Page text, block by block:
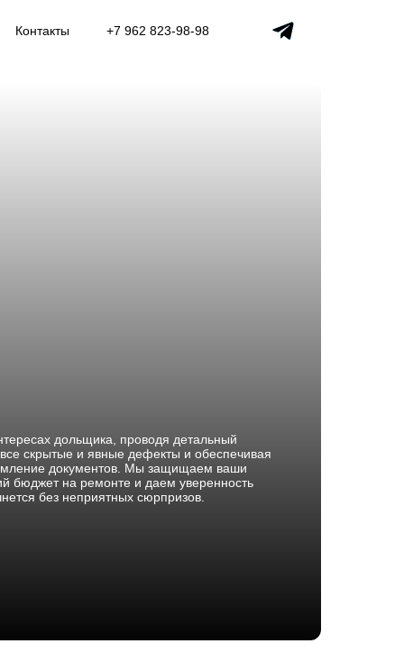
Контакты +7 962 823-98-98
дольщика, проводя детальный
скрытые и явные дефекты и обеспечивая
документов. Мы защищаем ваши
бюджет на ремонте и даем уверенность
без неприятных сюрпризов.